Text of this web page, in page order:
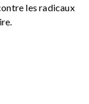
les radicaux